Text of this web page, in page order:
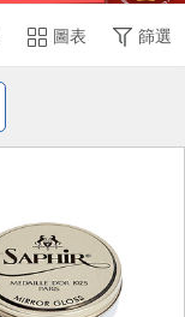
圖表 篩選